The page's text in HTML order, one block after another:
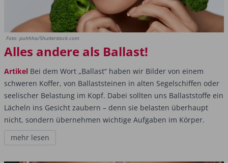
Foto: puhhha/Shutterstock.com
Alles andere als Ballast!
Artikel Bei dem Wort „Ballast“ haben wir Bilder von einem
schweren Koffer, von Ballast­steinen in alten Segelschiffen oder
seelischer Belastung im Kopf. Dabei sollten uns Ballaststoffe ein
Lächeln ins Gesicht zaubern – denn sie belasten überhaupt
nicht, sondern übernehmen wichtige Aufgaben im Körper.
mehr lesen